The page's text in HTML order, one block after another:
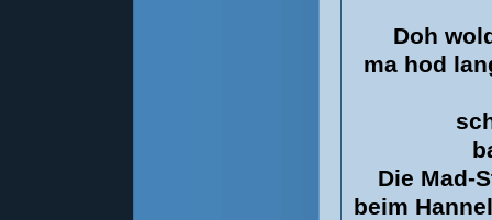
Doh
ma hod
Die Mad-
beim